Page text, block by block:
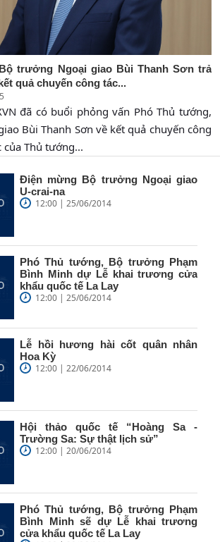
trưởng Ngoại giao Bùi Thanh Sơn trả
quả chuyến công tác...
đã có buổi phỏng vấn Phó Thủ tướng,
Bùi Thanh Sơn về kết quả chuyến công
của Thủ tướng...
Điện mừng Bộ trưởng Ngoại giao
U-crai-na
12:00 | 25/06/2014
Phó Thủ tướng, Bộ trưởng Phạm
Bình Minh dự Lễ khai trương cửa
khẩu quốc tế La Lay
12:00 | 25/06/2014
Lễ hồi hương hài cốt quân nhân
Hoa Kỳ
12:00 | 22/06/2014
Hội thảo quốc tế “Hoàng Sa -
Trường Sa: Sự thật lịch sử”
12:00 | 20/06/2014
Phó Thủ tướng, Bộ trưởng Phạm
Bình Minh sẽ dự Lễ khai trương
cửa khẩu quốc tế La Lay